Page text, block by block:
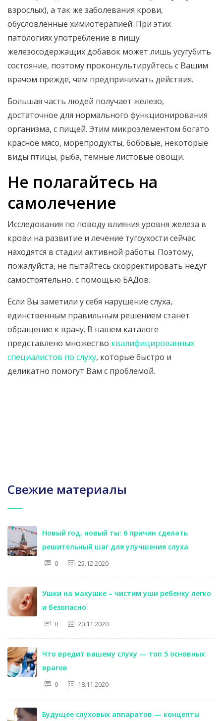
взрослых), а так же заболевания крови,
обусловленные химиотерапией. При этих
патологиях употребление в пищу
железосодержащих добавок может лишь усугубить
состояние, поэтому проконсультируйтесь с Вашим
врачом прежде, чем предпринимать действия.
Большая часть людей получает железо,
достаточное для нормального функционирования
организма, с пищей. Этим микроэлементом богато
красное мясо, морепродукты, бобовые, некоторые
виды птицы, рыба, темные листовые овощи.
Не полагайтесь на
самолечение
Исследования по поводу влияния уровня железа в
крови на развитие и лечение тугоухости сейчас
находятся в стадии активной работы. Поэтому,
пожалуйста, не пытайтесь скорректировать недуг
самостоятельно, с помощью БАДов.
Если Вы заметили у себя нарушение слуха,
единственным правильным решением станет
обращение к врачу. В нашем каталоге
представлено множество квалифицированных
специалистов по слуху, которые быстро и
деликатно помогут Вам с проблемой.
Свежие материалы
Новый год, новый ты: 6 причин сделать
решительный шаг для улучшения слуха
0 25.12.2020
Ушки на макушке – чистим уши ребенку легко
и безопасно
0 20.11.2020
Что вредит вашему слуху — топ 5 основных
врагов
0 18.11.2020
Будущее слуховых аппаратов — концепты